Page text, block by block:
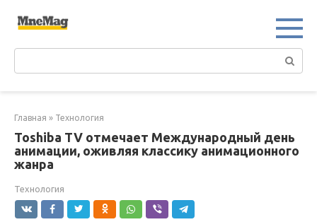
Главная » Технология
Toshiba TV отмечает Международный день
анимации, оживляя классику анимационного
жанра
Технология